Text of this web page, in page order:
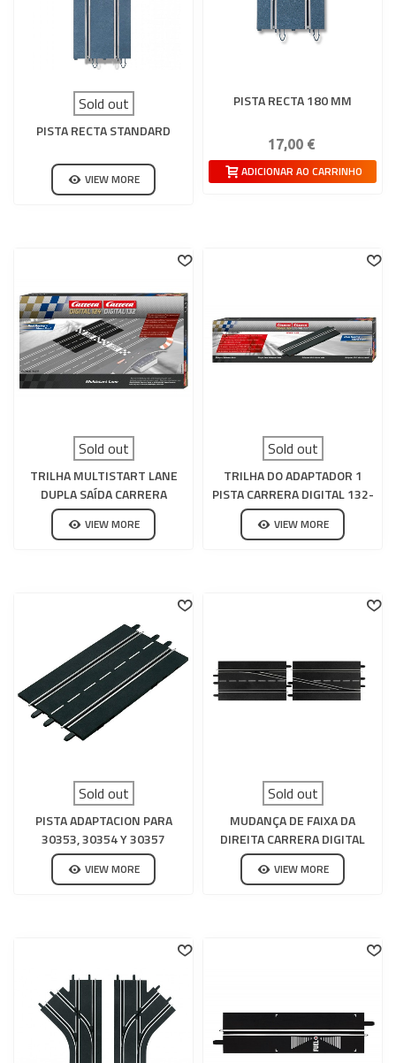
Sold out
PISTA RECTA STANDARD
VIEW MORE
PISTA RECTA 180 MM
17,00 €
ADICIONAR AO CARRINHO
Sold out
TRILHA MULTISTART LANE
DUPLA SAÍDA CARRERA
DIGITAL 132-124
VIEW MORE
Sold out
TRILHA DO ADAPTADOR 1
PISTA CARRERA DIGITAL 132-
124
VIEW MORE
Sold out
PISTA ADAPTACION PARA
30353, 30354 Y 30357
CARRERA DIGITAL 132-124
VIEW MORE
Sold out
MUDANÇA DE FAIXA DA
DIREITA CARRERA DIGITAL
132-124
VIEW MORE